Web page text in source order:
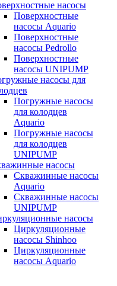
насосы
Поверхностные
насосы Aquario
Поверхностные
насосы Pedrollo
Поверхностные
насосы UNIPUMP
насосы для
Погружные насосы
для колодцев
Aquario
Погружные насосы
для колодцев
UNIPUMP
насосы
Скважинные насосы
Aquario
Скважинные насосы
UNIPUMP
насосы
Циркуляционные
насосы Shinhoo
Циркуляционные
насосы Aquario